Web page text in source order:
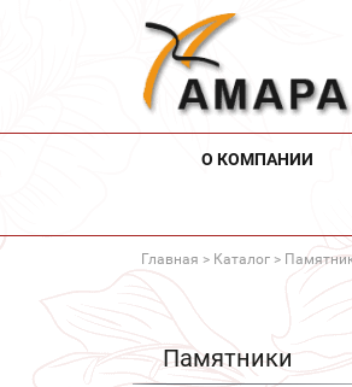
О КОМПАНИИ
Главная > Каталог >
Памятники